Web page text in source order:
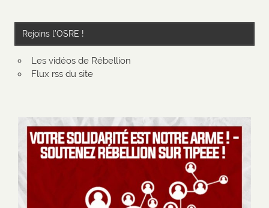
Rejoins l’OSRE !
Les vidéos de Rébellion
Flux rss du site